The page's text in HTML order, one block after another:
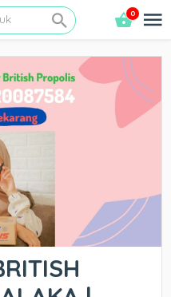
0